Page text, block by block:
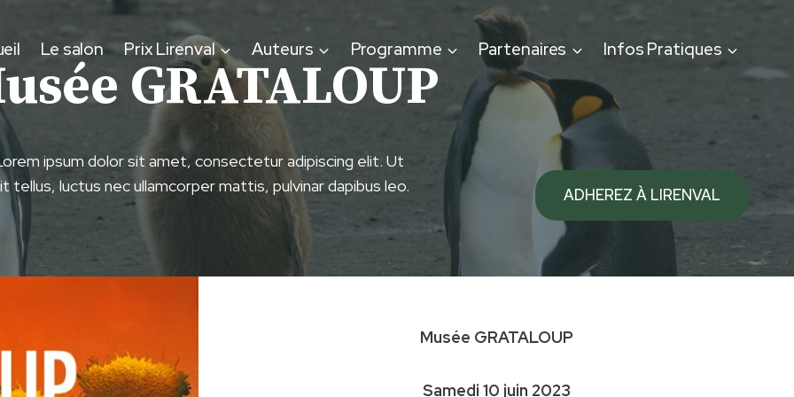
Le salon Prix Lirenval Auteurs Programme Partenaires Infos Pratiques
ADHEREZ À LIRENVAL
GRATALOUP
ipsum dolor sit amet, consectetur adipiscing elit. Ut
tellus, luctus nec ullamcorper mattis, pulvinar dapibus leo.
Musée GRATALOUP
Samedi 10 juin 2023